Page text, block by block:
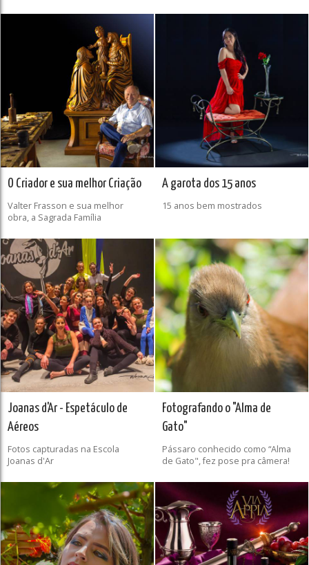
O Criador e sua melhor Criação
Valter Frasson e sua melhor
obra, a Sagrada Família
A garota dos 15 anos
15 anos bem mostrados
Joanas d'Ar - Espetáculo de
Aéreos
Fotos capturadas na Escola
Joanas d'Ar
Fotografando o "Alma de
Gato"
Pássaro conhecido como “Alma
de Gato", fez pose pra câmera!